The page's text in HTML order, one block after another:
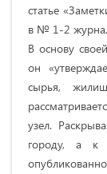
статье
в № 1-2
В основу
он
сырья,
узел.
городу, а к